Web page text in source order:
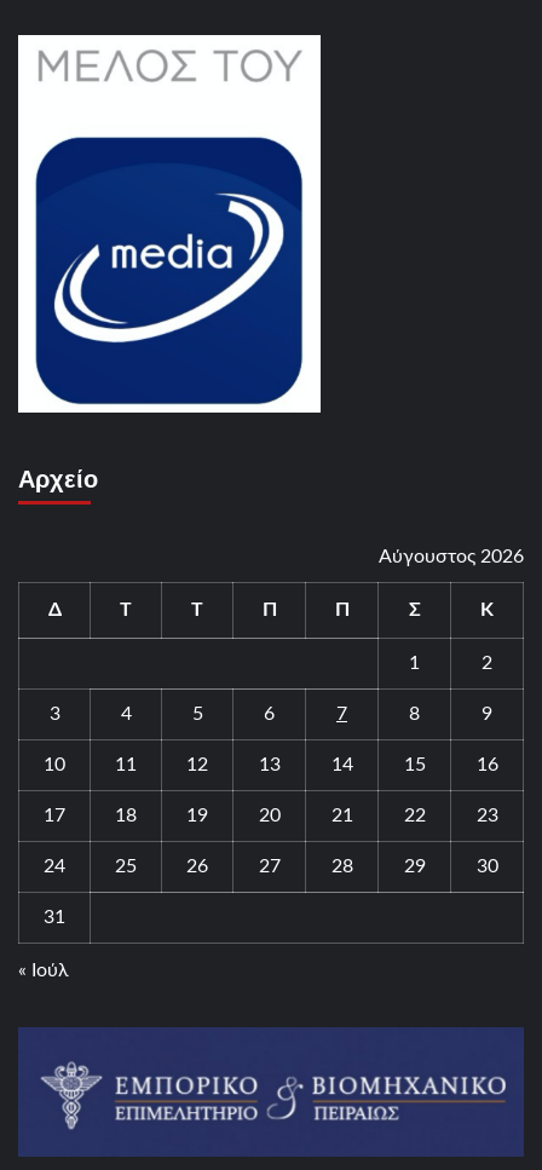
Αρχείο
Αύγουστος 2026
Δ Τ Τ Π Π Σ Κ
1 2
3 4 5 6 7 8 9
10 11 12 13 14 15 16
17 18 19 20 21 22 23
24 25 26 27 28 29 30
31
« Ιούλ